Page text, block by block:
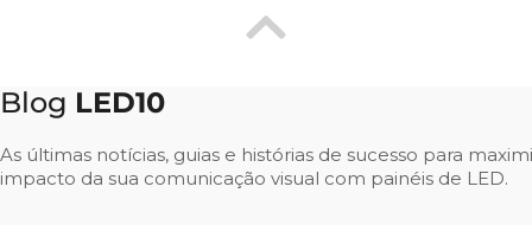
Blog LED10
As últimas notícias, guias e histórias de sucesso para
impacto da sua comunicação visual com painéis de LED.